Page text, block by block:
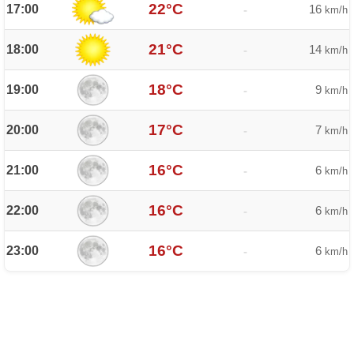
17:00 22°C - 16 km/h
18:00 21°C - 14 km/h
19:00 18°C - 9 km/h
20:00 17°C - 7 km/h
21:00 16°C - 6 km/h
22:00 16°C - 6 km/h
23:00 16°C - 6 km/h